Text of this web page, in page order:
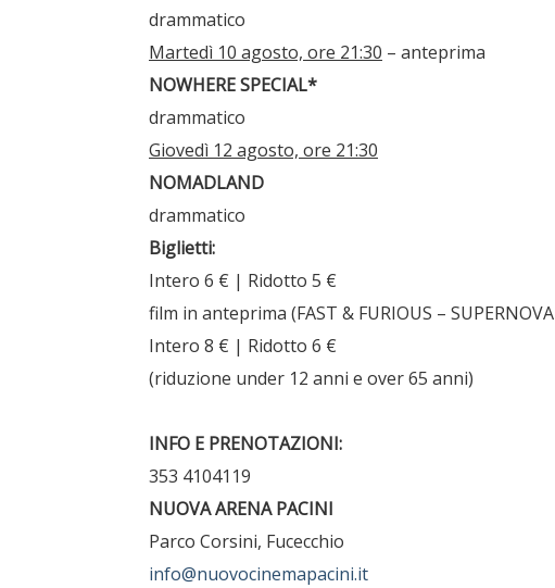
drammatico
Martedì 10 agosto, ore 21:30 – anteprima
NOWHERE SPECIAL*
drammatico
Giovedì 12 agosto, ore 21:30
NOMADLAND
drammatico
Biglietti:
Intero 6 € | Ridotto 5 €
film in anteprima (FAST & FURIOUS – SUPERNOVA
Intero 8 € | Ridotto 6 €
(riduzione under 12 anni e over 65 anni)
INFO E PRENOTAZIONI:
353 4104119
NUOVA ARENA PACINI
Parco Corsini, Fucecchio
info@nuovocinemapacini.it